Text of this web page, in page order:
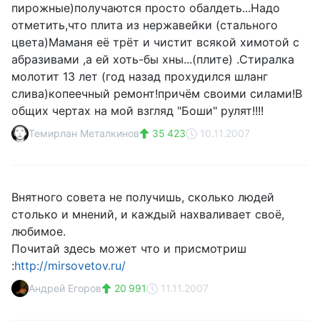
пирожные)получаются просто обалдеть...Надо
отметить,что плита из нержавейки (стального
цвета)Маманя её трёт и чистит всякой химотой с
абразивами ,а ей хоть-бы хны...(плите) .Стиралка
молотит 13 лет (год назад прохудился шланг
слива)копеечный ремонт!причём своими силами!В
общих чертах на мой взгляд "Боши" рулят!!!!
Темирлан Металкинов 35 423 10.11.2007
Внятного совета не получишь, сколько людей
столько и мнений, и каждый нахваливает своё,
любимое.
Почитай здесь может что и присмотриш
:http://mirsovetov.ru/
Андрей Егоров 20 991 11.11.2007